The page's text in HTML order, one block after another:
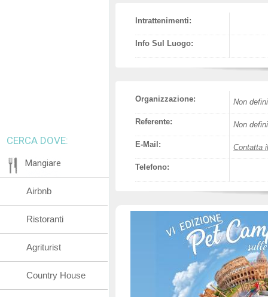
Intrattenimenti:
Info Sul Luogo:
Organizzazione: Non
Referente: Non
E-Mail: Contatta
Telefono:
CERCA DOVE:
Mangiare
Airbnb
Ristoranti
Agriturist
Country House